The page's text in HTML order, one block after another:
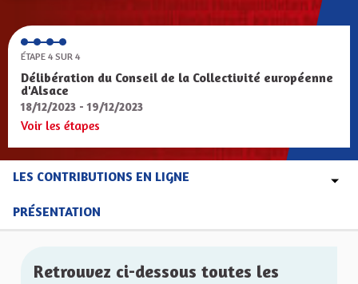
ÉTAPE 4 SUR 4
Délibération du Conseil de la Collectivité européenne
d'Alsace
18/12/2023 - 19/12/2023
Voir les étapes
LES CONTRIBUTIONS EN LIGNE
PRÉSENTATION
Retrouvez ci-dessous toutes les